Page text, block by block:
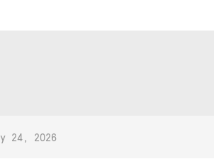
24, 2026